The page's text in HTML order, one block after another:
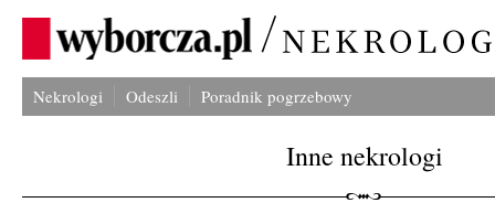
Nekrologi Odeszli Poradnik pogrzebowy
Inne nekrologi